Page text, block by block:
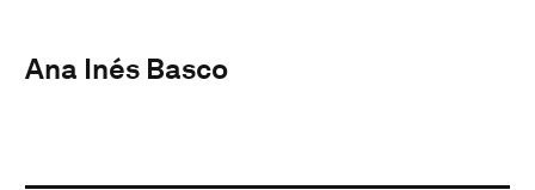
Ana Inés Basco